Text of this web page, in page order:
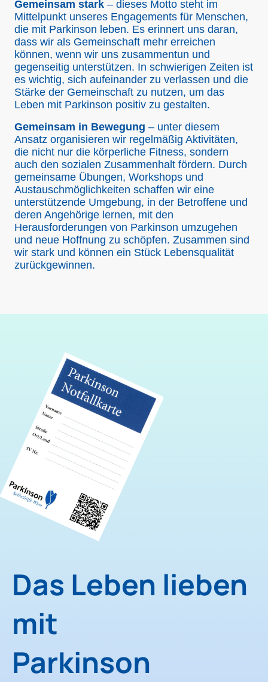
Gemeinsam stark – dieses Motto steht im
Mittelpunkt unseres Engagements für Menschen,
die mit Parkinson leben. Es erinnert uns daran,
dass wir als Gemeinschaft mehr erreichen
können, wenn wir uns zusammentun und
gegenseitig unterstützen. In schwierigen Zeiten ist
es wichtig, sich aufeinander zu verlassen und die
Stärke der Gemeinschaft zu nutzen, um das
Leben mit Parkinson positiv zu gestalten.
Gemeinsam in Bewegung – unter diesem
Ansatz organisieren wir regelmäßig Aktivitäten,
die nicht nur die körperliche Fitness, sondern
auch den sozialen Zusammenhalt fördern. Durch
gemeinsame Übungen, Workshops und
Austauschmöglichkeiten schaffen wir eine
unterstützende Umgebung, in der Betroffene und
deren Angehörige lernen, mit den
Herausforderungen von Parkinson umzugehen
und neue Hoffnung zu schöpfen. Zusammen sind
wir stark und können ein Stück Lebensqualität
zurückgewinnen.
Das Leben lieben
mit
Parkinson